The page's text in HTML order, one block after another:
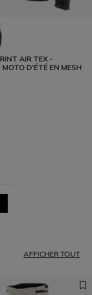
AIR TEX -
D'ÉTÉ EN MESH
AFFICHER TOUT